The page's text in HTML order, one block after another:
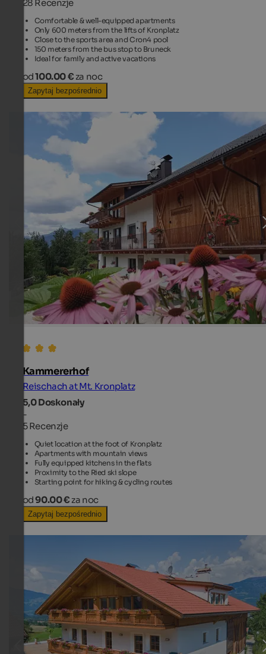
28 Recenzje
Comfortable & well-equipped apartments
Only 600 meters from the lifts of Kronplatz
Close to the sports area and Cron4 pool
150 meters from the bus stop to Bruneck
Ideal for family and active vacations
od100.00 € za noc
Zapytaj bezpośrednio
Kammererhof
Reischach at Mt. Kronplatz
5,0Doskonały
-
5 Recenzje
Quiet location at the foot of Kronplatz
Apartments with mountain views
Fully equipped kitchens in the flats
Proximity to the Ried ski slope
Starting point for hiking & cycling routes
od90.00 € za noc
Zapytaj bezpośrednio